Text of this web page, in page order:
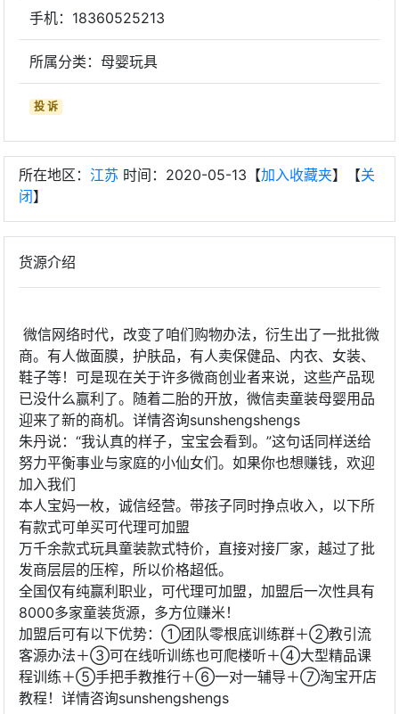
手机：18360525213
所属分类：母婴玩具
投 诉
所在地区： 江苏 时间：2020-05-13【加入收藏夹】【关
闭】
货源介绍
微信网络时代，改变了咱们购物办法，衍生出了一批批微
商。有人做面膜，护肤品，有人卖保健品、内衣、女装、
鞋子等！可是现在关于许多微商创业者来说，这些产品现
已没什么赢利了。随着二胎的开放，微信卖童装母婴用品
迎来了新的商机。详情咨询sunshengshengs
朱丹说：“我认真的样子，宝宝会看到。”这句话同样送给
努力平衡事业与家庭的小仙女们。如果你也想赚钱，欢迎
加入我们
本人宝妈一枚，诚信经营。带孩子同时挣点收入，以下所
有款式可单买可代理可加盟
万千余款式玩具童装款式特价，直接对接厂家，越过了批
发商层层的压榨，所以价格超低。
全国仅有纯赢利职业，可代理可加盟，加盟后一次性具有
8000多家童装货源，多方位赚米！
加盟后可有以下优势：①团队零根底训练群＋②教引流
客源办法＋③可在线听训练也可爬楼听＋④大型精品课
程训练＋⑤手把手教推行＋⑥一对一辅导＋⑦淘宝开店
教程！详情咨询sunshengshengs